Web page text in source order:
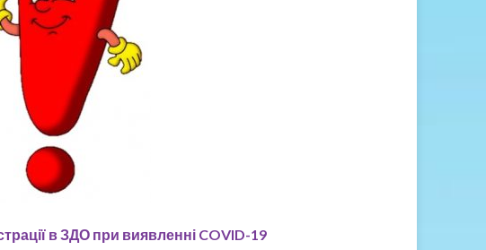
в ЗДО при виявленні COVID-19